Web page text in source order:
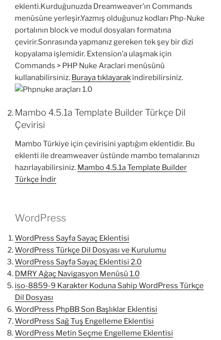
eklenti.Kurduğunuzda Dreamweaver’ın Commands
menüsüne yerleşir.Yazmış olduğunuz kodları Php-Nuke
portalının block ve modul dosyaları formatına
çevirir.Sonrasında yapmanız gereken tek şey bir dizi
kopyalama işlemidir. Extension’a ulaşmak için
Commands > PHP Nuke Araclari menüsünü
kullanabilirsiniz. Buraya tıklayarak indirebilirsiniz.
Mambo 4.5.1a Template Builder Türkçe Dil
Çevirisi
Mambo Türkiye için çevirisini yaptığım eklentidir. Bu
eklenti ile dreamweaver üstünde mambo temalarınızı
hazırlayabilirsiniz. Mambo 4.5.1a Template Builder
Türkçe İndir
WordPress
WordPress Sayfa Sayaç Eklentisi
WordPress Türkçe Dil Dosyası ve Kurulumu
WordPress Sayfa Sayaç Eklentisi 2.0
DMRY Ağaç Navigasyon Menüsü 1.0
iso-8859-9 Karakter Koduna Sahip WordPress Türkçe
Dil Dosyası
WordPress PhpBB Son Başlıklar Eklentisi
WordPress Sağ Tuş Engelleme Eklentisi
WordPress Metin Seçme Engelleme Eklentisi